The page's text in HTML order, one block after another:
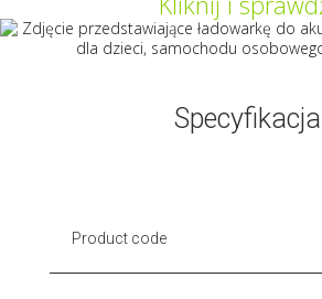
Specyfikacja
Product code